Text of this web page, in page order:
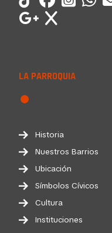
LA PARROQUIA
Historia
Nuestros Barrios
Ubicación
Símbolos Cívicos
Cultura
Instituciones